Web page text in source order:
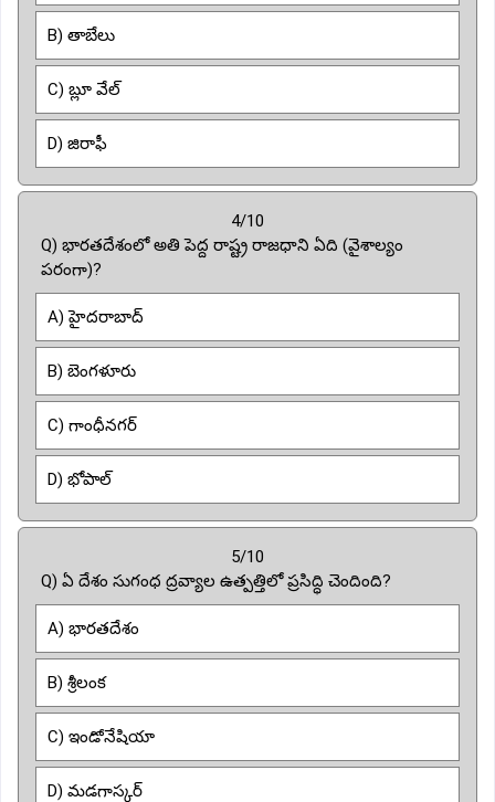
B) తాబేలు
C) బ్లూ వేల్
D) జిరాఫీ
4/10
Q) భారతదేశంలో అతి పెద్ద రాష్ట్ర రాజధాని ఏది (వైశాల్యం
పరంగా)?
A) హైదరాబాద్
B) బెంగళూరు
C) గాంధీనగర్
D) భోపాల్
5/10
Q) ఏ దేశం సుగంధ ద్రవ్యాల ఉత్పత్తిలో ప్రసిద్ధి చెందింది?
A) భారతదేశం
B) శ్రీలంక
C) ఇండోనేషియా
D) మడగాస్కర్